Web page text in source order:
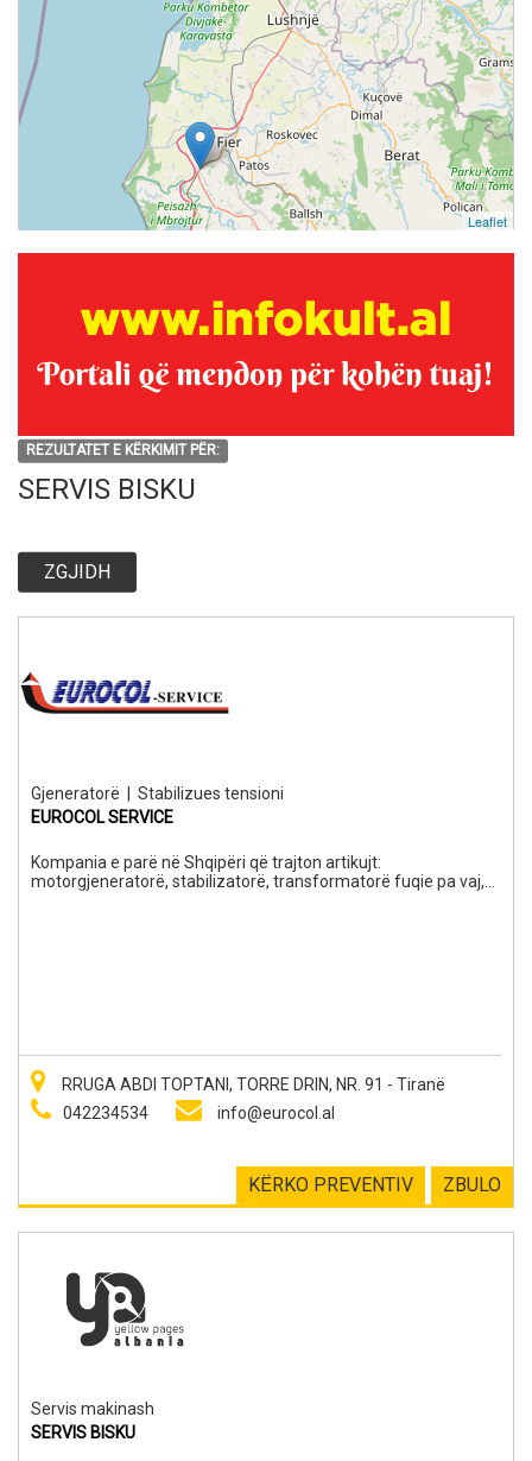
REZULTATET E KËRKIMIT PËR:
SERVIS BISKU
ZGJIDH
Gjeneratorë
Stabilizues tensioni
EUROCOL SERVICE
Kompania e parë në Shqipëri që trajton artikujt:
motorgjeneratorë, stabilizatorë, transformatorë fuqie pa vaj,
RRUGA ABDI TOPTANI, TORRE DRIN, NR. 91 - Tiranë
042234534
info@eurocol.al
ZBULO
KËRKO PREVENTIV
Servis makinash
SERVIS BISKU
Leaflet